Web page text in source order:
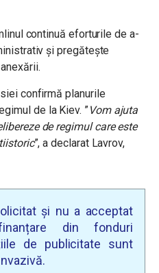
continuă eforturile de a-
și pregătește
confirmă planurile
de la Kiev. ”Vom ajuta
de regimul care este
”, a declarat Lavrov,
și nu a acceptat
din fonduri
de publicitate sunt